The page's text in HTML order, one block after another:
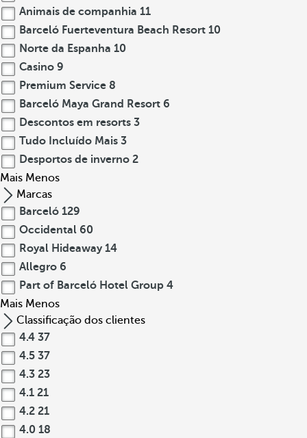
Animais de companhia 11
Barceló Fuerteventura Beach Resort 10
Norte da Espanha 10
Casino 9
Premium Service 8
Barceló Maya Grand Resort 6
Descontos em resorts 3
Tudo Incluído Mais 3
Desportos de inverno 2
Mais Menos
Marcas
Barceló 129
Occidental 60
Royal Hideaway 14
Allegro 6
Part of Barceló Hotel Group 4
Mais Menos
Classificação dos clientes
4.4 37
4.5 37
4.3 23
4.1 21
4.2 21
4.0 18